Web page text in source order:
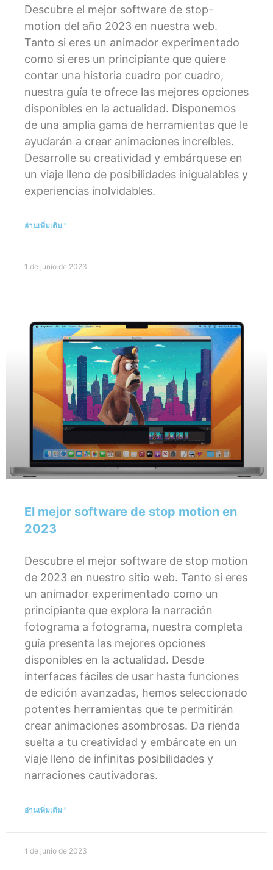
Descubre el mejor software de stop-
motion del año 2023 en nuestra web.
Tanto si eres un animador experimentado
como si eres un principiante que quiere
contar una historia cuadro por cuadro,
nuestra guía te ofrece las mejores opciones
disponibles en la actualidad. Disponemos
de una amplia gama de herramientas que le
ayudarán a crear animaciones increíbles.
Desarrolle su creatividad y embárquese en
un viaje lleno de posibilidades inigualables y
experiencias inolvidables.
อ่านเพิ่มเติม "
1 de junio de 2023
El mejor software de stop motion en
2023
Descubre el mejor software de stop motion
de 2023 en nuestro sitio web. Tanto si eres
un animador experimentado como un
principiante que explora la narración
fotograma a fotograma, nuestra completa
guía presenta las mejores opciones
disponibles en la actualidad. Desde
interfaces fáciles de usar hasta funciones
de edición avanzadas, hemos seleccionado
potentes herramientas que te permitirán
crear animaciones asombrosas. Da rienda
suelta a tu creatividad y embárcate en un
viaje lleno de infinitas posibilidades y
narraciones cautivadoras.
อ่านเพิ่มเติม "
1 de junio de 2023